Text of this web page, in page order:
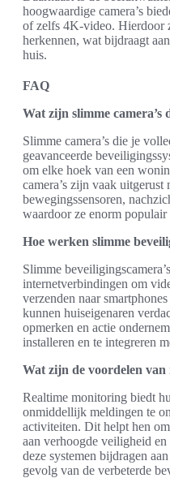
hoogwaardige camera’s
of zelfs 4K-video. Hierdoor
herkennen, wat bijdraagt
huis.
FAQ
Wat zijn slimme camera’s
Slimme camera’s die je
geavanceerde
om elke hoek van een
camera’s zijn vaak uitgerust
bewegingssensoren,
waardoor ze enorm
Hoe werken slimme
Slimme
internetverbindingen om
verzenden naar
kunnen huiseigenaren
opmerken en actie
installeren en te integreren
Wat zijn de voordelen
Realtime monitoring biedt
onmiddellijk meldingen te
activiteiten. Dit helpt hen
aan verhoogde veiligheid
deze systemen bijdragen
gevolg van de verbeterde